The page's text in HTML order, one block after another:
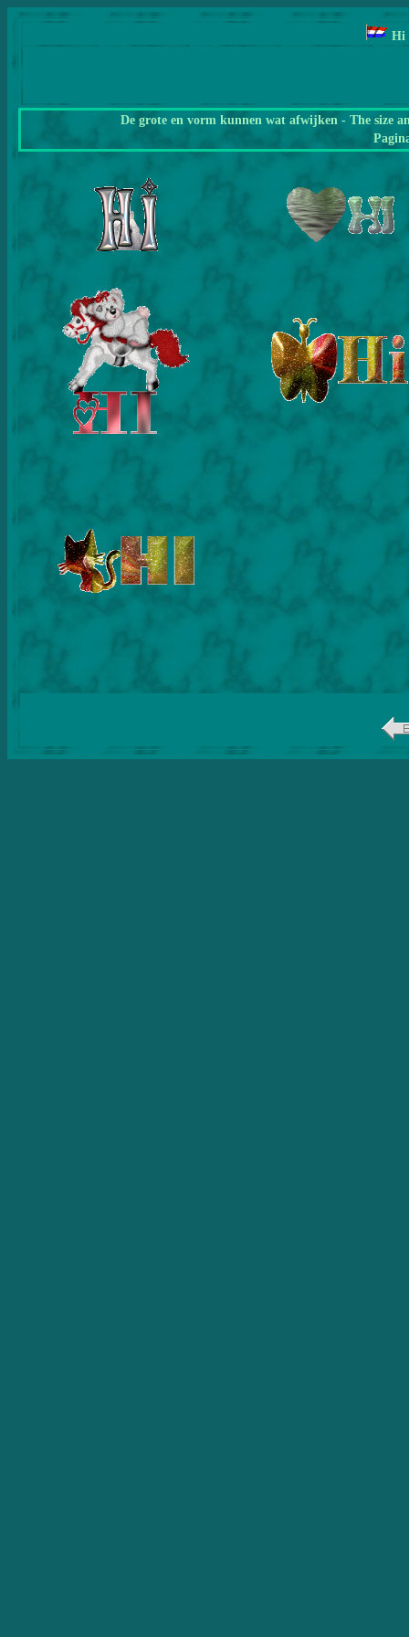
Hi
De grote en vorm kunnen wat afwijken - The size